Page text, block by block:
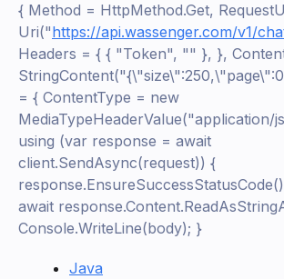
{ Method = HttpMethod.Get,
Uri("https://api.wassenger.com/v1/
Headers = { { "Token", "" }, },
= { ContentType = new
MediaTypeHeaderValue("application/
using (var response = await
client.SendAsync(request)) {
await
Console.WriteLine(body); }
Java